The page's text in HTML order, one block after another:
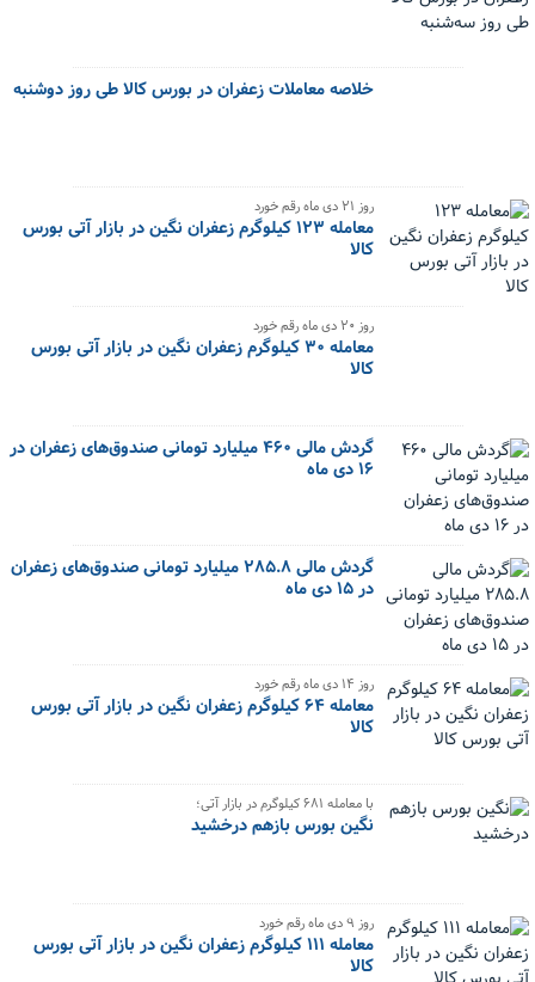
خلاصه معاملات زعفران در بورس کالا طی روز دوشنبه
‌روز ۲۱ دی ماه رقم خورد
معامله ۱۲۳ کیلوگرم زعفران نگین در بازار آتی بورس
کالا
‌روز ۲۰ دی ماه رقم خورد
معامله ۳۰ کیلوگرم زعفران نگین در بازار آتی بورس
کالا
گردش مالی ۴۶۰ میلیارد تومانی صندوق‌های زعفران در
۱۶ دی ماه
گردش مالی ۲۸۵.۸ میلیارد تومانی صندوق‌های زعفران
در ۱۵ دی ماه
‌روز ۱۴ دی ماه رقم خورد
معامله ۶۴ کیلوگرم زعفران نگین در بازار آتی بورس
کالا
با معامله ۶۸۱ کیلوگرم در بازار آتی؛
نگین بورس بازهم درخشید
‌روز ۹ دی ماه رقم خورد
معامله ۱۱۱ کیلوگرم زعفران نگین در بازار آتی بورس
کالا